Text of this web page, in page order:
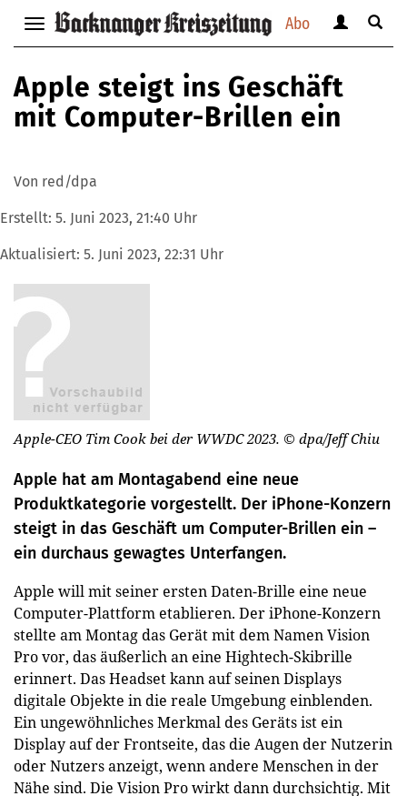
Abo
Navigation
anzeigen
verbergen
anzeigen
verbergen
Suche
Apple steigt ins Geschäft
mit Computer-Brillen ein
Von red/dpa
Erstellt: 5. Juni 2023, 21:40 Uhr
Aktualisiert: 5. Juni 2023, 22:31 Uhr
Apple-CEO Tim Cook bei der WWDC 2023. © dpa/Jeff Chiu
Apple hat am Montagabend eine neue
Produktkategorie vorgestellt. Der iPhone-Konzern
steigt in das Geschäft um Computer-Brillen ein –
ein durchaus gewagtes Unterfangen.
Apple will mit seiner ersten Daten-Brille eine neue
Computer-Plattform etablieren. Der iPhone-Konzern
stellte am Montag das Gerät mit dem Namen Vision
Pro vor, das äußerlich an eine Hightech-Skibrille
erinnert. Das Headset kann auf seinen Displays
digitale Objekte in die reale Umgebung einblenden.
Ein ungewöhnliches Merkmal des Geräts ist ein
Display auf der Frontseite, das die Augen der Nutzerin
oder Nutzers anzeigt, wenn andere Menschen in der
Nähe sind. Die Vision Pro wirkt dann durchsichtig. Mit